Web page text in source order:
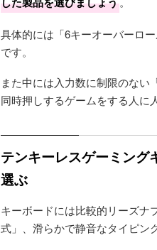
具体的には「6キーオーバーロ
です。
また中には入力数に制限のな
同時押しするゲームをする人に
テンキーレスゲーミング
選ぶ
キーボードには比較的リーズナ
式」、滑らかで静音なタイピン